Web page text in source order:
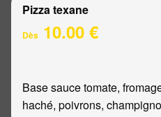
Pizza texane
Dès 10.00 €
Base sauce tomate,
haché, poivrons,